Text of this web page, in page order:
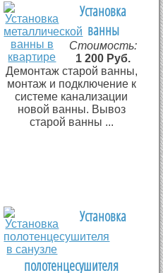
Установка
ванны
Стоимость:
1 200 Руб.
Демонтаж старой ванны,
монтаж и подключение к
системе канализации
новой ванны. Вывоз
старой ванны ...
Установка
полотенцесушителя